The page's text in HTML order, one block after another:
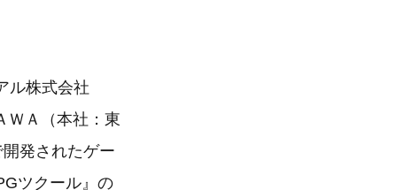
ル株式会社
ＷＡ（本社：東
発されたゲー
ツクール』の